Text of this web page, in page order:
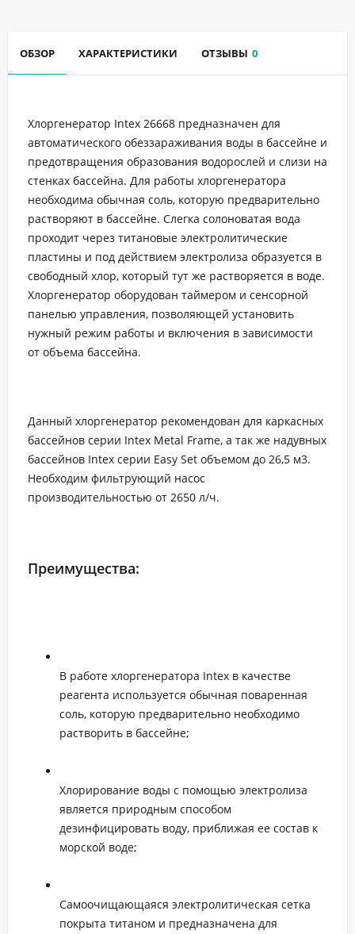
ОБЗОР ХАРАКТЕРИСТИКИ ОТЗЫВЫ 0
Хлоргенератор Intex 26668 предназначен для
автоматического обеззараживания воды в бассейне и
предотвращения образования водорослей и слизи на
стенках бассейна. Для работы хлоргенератора
необходима обычная соль, которую предварительно
растворяют в бассейне. Слегка солоноватая вода
проходит через титановые электролитические
пластины и под действием электролиза образуется в
свободный хлор, который тут же растворяется в воде.
Хлоргенератор оборудован таймером и сенсорной
панелью управления, позволяющей установить
нужный режим работы и включения в зависимости
от объема бассейна.
Данный хлоргенератор рекомендован для каркасных
бассейнов серии Intex Metal Frame, а так же надувных
бассейнов Intex серии Easy Set объемом до 26,5 м3.
Необходим фильтрующий насос
производительностью от 2650 л/ч.
Преимущества:
В работе хлоргенератора Intex в качестве
реагента используется обычная поваренная
соль, которую предварительно необходимо
растворить в бассейне;
Хлорирование воды с помощью электролиза
является природным способом
дезинфицировать воду, приближая ее состав к
морской воде;
Самоочищающаяся электролитическая сетка
покрыта титаном и предназначена для